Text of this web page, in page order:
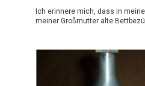
Ich erinnere mich, dass in
meiner Großmutter alte